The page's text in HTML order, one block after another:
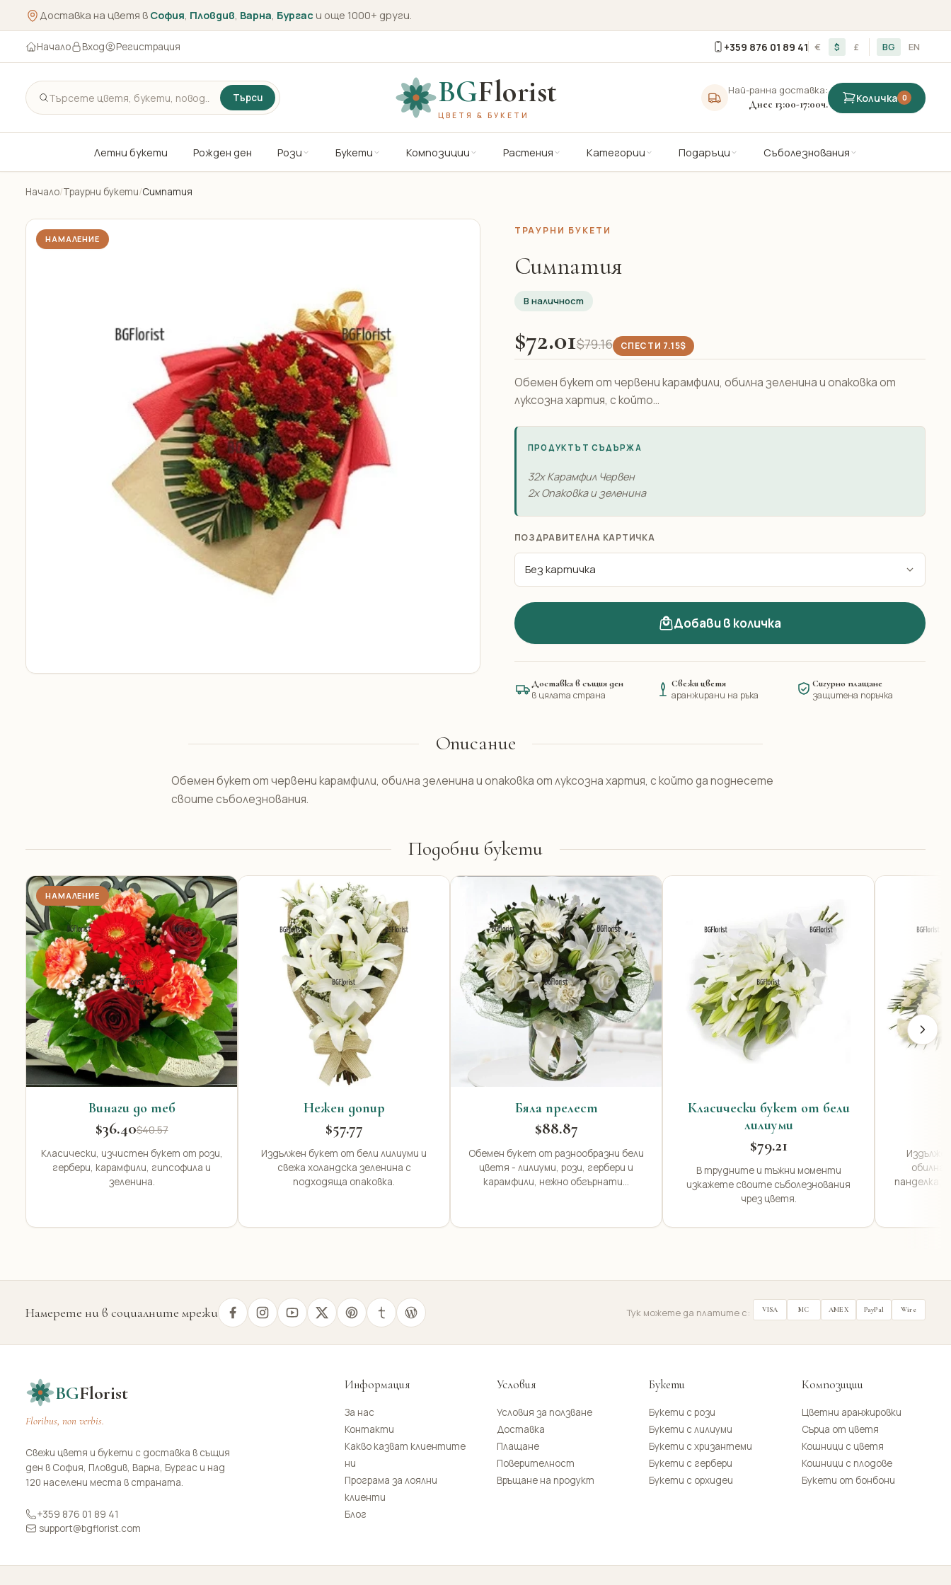
Доставка на цветя в София, Пловдив, Варна, Бургас и още 1000+ други.
Начало Вход Регистрация +359 876 01 89 41 € $ £ BG EN
BGFlorist
ЦВЕТЯ & БУКЕТИ
Най-ранна доставка:
Днес 13:00-17:00ч. Количка 0
Търси
Летни букети Рожден ден Рози Букети Композиции Растения Категории Подаръци Съболезнования
Начало/Траурни букети/Симпатия
НАМАЛЕНИЕ
ТРАУРНИ БУКЕТИ
Симпатия
В наличност
$72.01$79.16 СПЕСТИ 7.15$
Обемен букет от червени карамфили, обилна зеленина и опаковка от
луксозна хартия, с който...
ПРОДУКТЪТ СЪДЪРЖА
32x Карамфил Червен
2x Опаковка и зеленина
ПОЗДРАВИТЕЛНА КАРТИЧКА
Добави в количка
Доставка в същия ден
в цялата страна
Свежи цветя
аранжирани на ръка
Сигурно плащане
защитена поръчка
Описание
Обемен букет от червени карамфили, обилна зеленина и опаковка от луксозна хартия, с който да поднесете
своите съболезнования.
Подобни букети
НАМАЛЕНИЕ
Винаги до теб
$36.40$40.57
Класически, изчистен букет от рози,
гербери, карамфили, гипсофила и
зеленина.
Нежен допир
$57.77
Издължен букет от бели лилиуми и
свежа холандска зеленина с
подходяща опаковка.
Бяла прелест
$88.87
Обемен букет от разнообразни бели
цветя - лилиуми, рози, гербери и
карамфили, нежно обгърнати...
Класически букет от бели
лилиуми
$79.21
В трудните и тъжни моменти
изкажете своите съболезнования
чрез цветя.
обилна
панделка,
Намерете ни в социалните мрежи Тук можете да платите с: VISA MC AMEX PayPal Wire
BGFlorist
Floribus, non verbis.
Свежи цветя и букети с доставка в същия
ден в София, Пловдив, Варна, Бургас и над
120 населени места в страната.
+359 876 01 89 41
support@bgflorist.com
Информация
За нас
Контакти
Какво казват клиентите
ни
Програма за лоялни
клиенти
Блог
Условия
Условия за ползване
Доставка
Плащане
Поверителност
Връщане на продукт
Букети
Букети с рози
Букети с лилиуми
Букети с хризантеми
Букети с гербери
Букети с орхидеи
Композиции
Цветни аранжировки
Сърца от цветя
Кошници с цветя
Кошници с плодове
Букети от бонбони